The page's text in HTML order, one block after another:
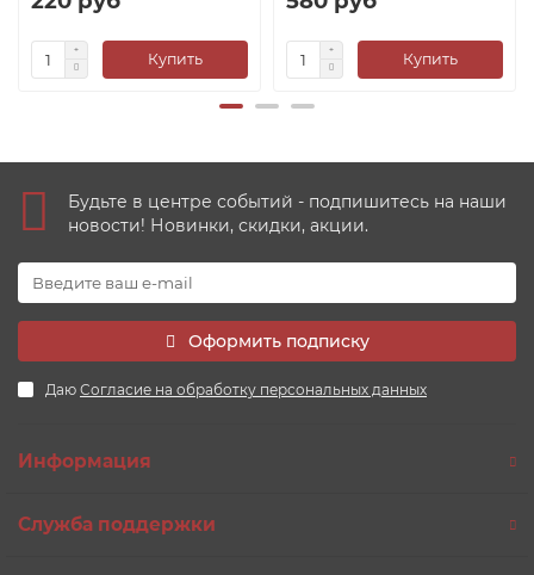
Купить Купить
Будьте в центре событий - подпишитесь на наши
новости! Новинки, скидки, акции.
Оформить подписку
Даю Согласие на обработку персональных данных
Информация
Служба поддержки